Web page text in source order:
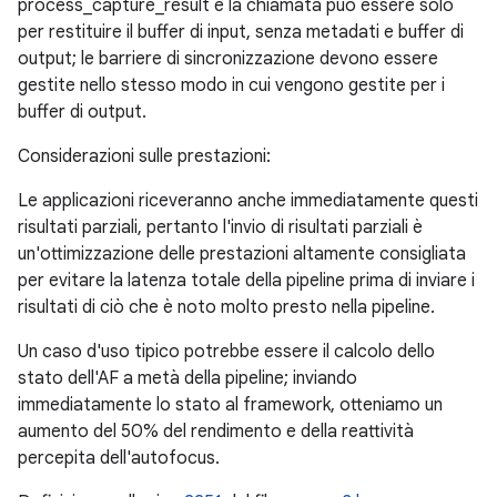
process_capture_result e la chiamata può essere solo
per restituire il buffer di input, senza metadati e buffer di
output; le barriere di sincronizzazione devono essere
gestite nello stesso modo in cui vengono gestite per i
buffer di output.
Considerazioni sulle prestazioni:
Le applicazioni riceveranno anche immediatamente questi
risultati parziali, pertanto l'invio di risultati parziali è
un'ottimizzazione delle prestazioni altamente consigliata
per evitare la latenza totale della pipeline prima di inviare i
risultati di ciò che è noto molto presto nella pipeline.
Un caso d'uso tipico potrebbe essere il calcolo dello
stato dell'AF a metà della pipeline; inviando
immediatamente lo stato al framework, otteniamo un
aumento del 50% del rendimento e della reattività
percepita dell'autofocus.